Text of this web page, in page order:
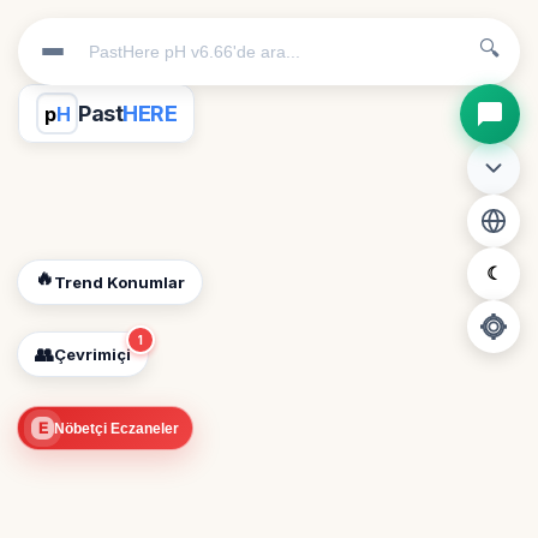
pH PastHERE
🔥Trend Konumlar
🔍
☾
👥Çevrimiçi
1
E Nöbetçi Eczaneler